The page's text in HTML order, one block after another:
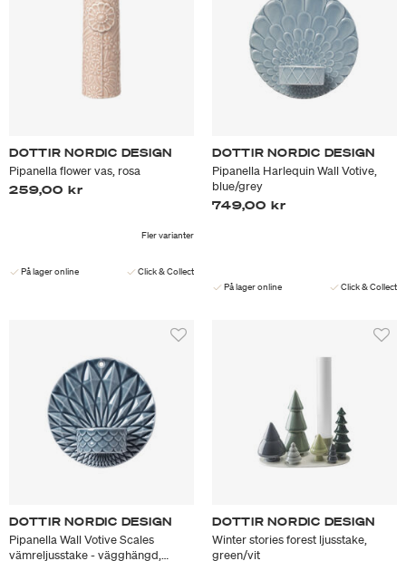
DOTTIR NORDIC DESIGN
Pipanella flower vas, rosa
259,00 kr
Fler varianter
På lager online Click & Collect
DOTTIR NORDIC DESIGN
Pipanella Harlequin Wall Votive,
blue/grey
749,00 kr
På lager online Click & Collect
DOTTIR NORDIC DESIGN
Pipanella Wall Votive Scales
vämreljusstake - vägghängd,
DOTTIR NORDIC DESIGN
Winter stories forest ljusstake,
green/vit